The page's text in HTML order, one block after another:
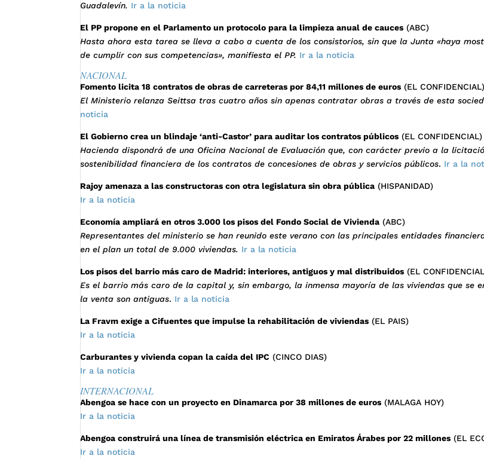
Guadalevín. Ir a la noticia
El PP propone en el Parlamento un protocolo para la limpieza anual de cauces (ABC)
Hasta ahora esta tarea se lleva a cabo a cuenta de los consistorios, sin que la Junta «haya
de cumplir con sus competencias», manifiesta el PP. Ir a la noticia
NACIONAL
Fomento licita 18 contratos de obras de carreteras por 84,11 millones de euros (EL CONFIDENCIAL)
El Ministerio relanza Seittsa tras cuatro años sin apenas contratar obras a través de esta
noticia
El Gobierno crea un blindaje ‘anti-Castor’ para auditar los contratos públicos (EL CONFIDENCIAL)
Hacienda dispondrá de una Oficina Nacional de Evaluación que, con carácter previo a la
sostenibilidad financiera de los contratos de concesiones de obras y servicios públicos. Ir a la
Rajoy amenaza a las constructoras con otra legislatura sin obra pública (HISPANIDAD)
Ir a la noticia
Economía ampliará en otros 3.000 los pisos del Fondo Social de Vivienda (ABC)
Representantes del ministerio se han reunido este verano con las principales entidades
en el plan un total de 9.000 viviendas. Ir a la noticia
Los pisos del barrio más caro de Madrid: interiores, antiguos y mal distribuidos (EL
Es el barrio más caro de la capital y, sin embargo, la inmensa mayoría de las viviendas que se
la venta son antiguas. Ir a la noticia
La Fravm exige a Cifuentes que impulse la rehabilitación de viviendas (EL PAIS)
Ir a la noticia
Carburantes y vivienda copan la caída del IPC (CINCO DIAS)
Ir a la noticia
INTERNACIONAL
Abengoa se hace con un proyecto en Dinamarca por 38 millones de euros (MALAGA HOY)
Ir a la noticia
Abengoa construirá una línea de transmisión eléctrica en Emiratos Árabes por 22 millones (EL
Ir a la noticia